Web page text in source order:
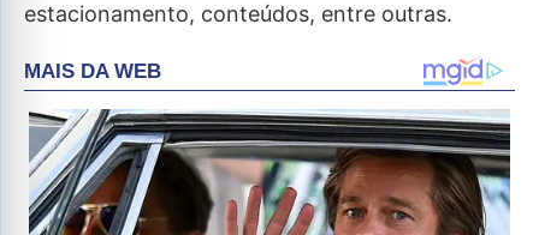
estacionamento, conteúdos, entre outras.